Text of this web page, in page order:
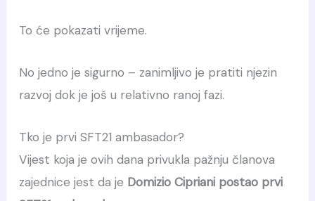
To će pokazati vrijeme.
No jedno je sigurno – zanimljivo je pratiti njezin
razvoj dok je još u relativno ranoj fazi.
Tko je prvi SFT21 ambasador?
Vijest koja je ovih dana privukla pažnju članova
zajednice jest da je Domizio Cipriani postao prvi